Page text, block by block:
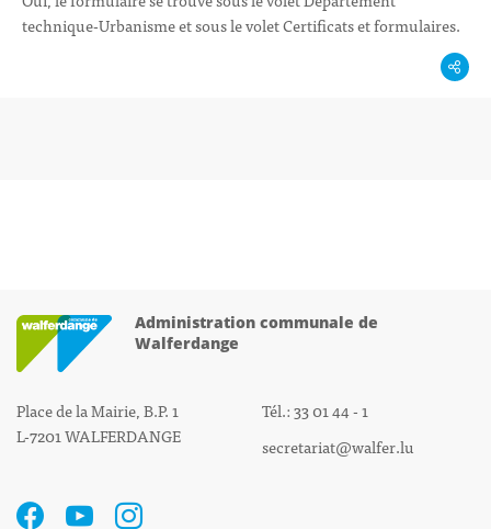
technique-Urbanisme et sous le volet Certificats et formulaires.
Administration communale de
Walferdange
Place de la Mairie, B.P. 1
L-7201 WALFERDANGE
Tél.: 33 01 44 - 1
secretariat@walfer.lu